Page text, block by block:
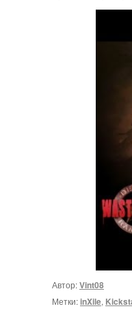
Автор:Vint08
Метки:inXile,